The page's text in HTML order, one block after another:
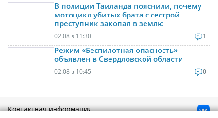
В полиции Таиланда пояснили, почему
мотоцикл убитых брата с сестрой
преступник закопал в землю
02.08 в 11:30 1
Режим «Беспилотная опасность»
объявлен в Свердловской области
02.08 в 10:45 0
Контактная информация